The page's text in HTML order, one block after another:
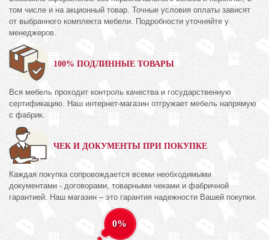
том числе и на акционный товар. Точные условия оплаты зависят
от выбранного комплекта мебели. Подробности уточняйте у
менеджеров.
100% ПОДЛИННЫЕ ТОВАРЫ
Вся мебель проходит контроль качества и государственную
сертификацию. Наш интернет-магазин отгружает мебель напрямую
с фабрик.
ЧЕК И ДОКУМЕНТЫ ПРИ ПОКУПКЕ
Каждая покупка сопровождается всеми необходимыми
документами - договорами, товарными чеками и фабричной
гарантией. Наш магазин – это гарантия надежности Вашей покупки.
0%